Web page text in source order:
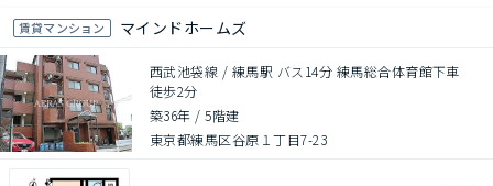
賃貸マンション マインドホームズ
西武池袋線 / 練馬駅 バス14分 練馬総合体育館下車
徒歩2分
築36年 /5階建
東京都練馬区谷原１丁目7-23